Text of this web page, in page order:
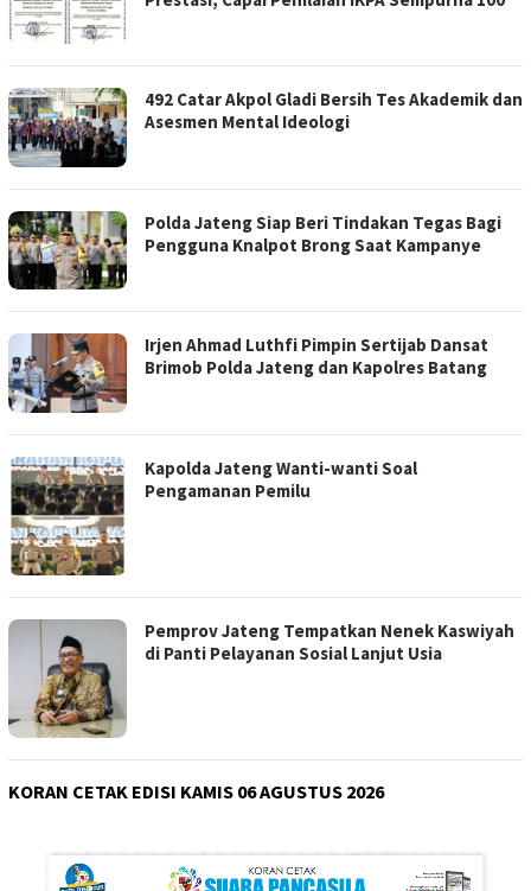
492 Catar Akpol Gladi Bersih Tes Akademik dan
Asesmen Mental Ideologi
Polda Jateng Siap Beri Tindakan Tegas Bagi
Pengguna Knalpot Brong Saat Kampanye
Irjen Ahmad Luthfi Pimpin Sertijab Dansat
Brimob Polda Jateng dan Kapolres Batang
Kapolda Jateng Wanti-wanti Soal
Pengamanan Pemilu
Pemprov Jateng Tempatkan Nenek Kaswiyah
di Panti Pelayanan Sosial Lanjut Usia
KORAN CETAK EDISI KAMIS 06 AGUSTUS 2026